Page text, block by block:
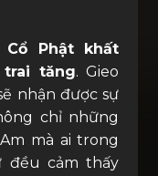
Phật khất
tăng. Gieo
nhận được sự
chỉ những
mà ai trong
đều cảm thấy